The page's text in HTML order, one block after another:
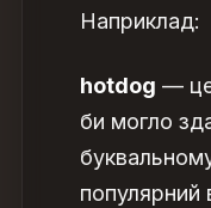
Наприклад:
hotdog — це
би могло
популярний